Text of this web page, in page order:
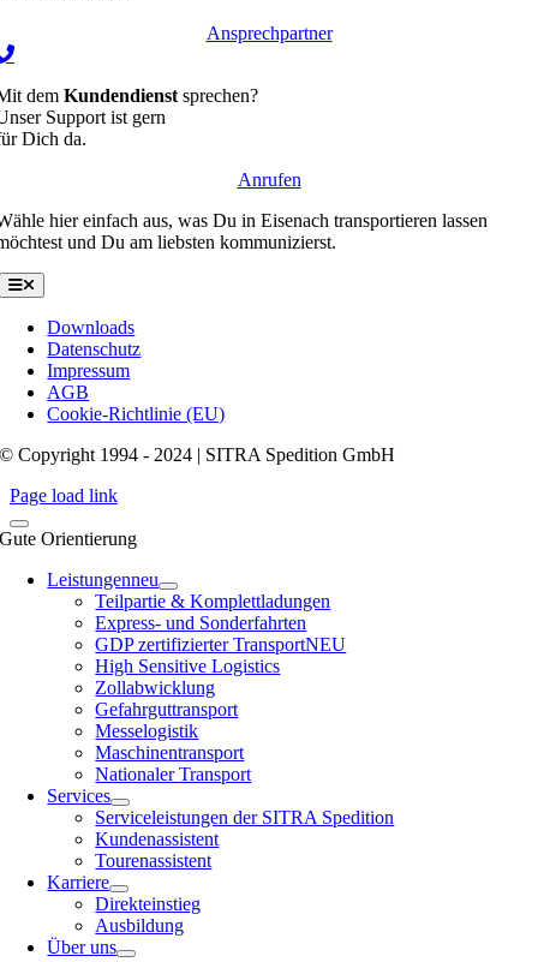
Ansprechpartner
dem Kundendienst sprechen?
Support ist gern
Dich da.
Anrufen
hier einfach aus, was Du in Eisenach transportieren lassen
und Du am liebsten kommunizierst.
Toggle
Navigation
Downloads
Datenschutz
Impressum
AGB
Cookie-Richtlinie (EU)
© Copyright 1994 - 2024 | SITRA Spedition GmbH
Page load link
Gute Orientierung
Leistungenneu
Teilpartie & Komplettladungen
Express- und Sonderfahrten
GDP zertifizierter TransportNEU
High Sensitive Logistics
Zollabwicklung
Gefahrguttransport
Messelogistik
Maschinentransport
Nationaler Transport
Services
Serviceleistungen der SITRA Spedition
Kundenassistent
Tourenassistent
Karriere
Direkteinstieg
Ausbildung
Über uns